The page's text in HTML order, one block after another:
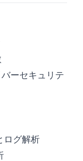
ーセキュリテ
ログ解析